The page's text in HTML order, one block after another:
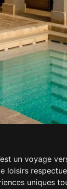
un voyage
uniques